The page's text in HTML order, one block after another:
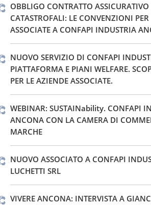
OBBLIGO CONTRATTO
CATASTROFALI: LE CONVENZIONI PER
ASSOCIATE A CONFAPI INDUSTRIA
NUOVO SERVIZIO DI CONFAPI
PIATTAFORMA E PIANI WELFARE.
PER LE AZIENDE ASSOCIATE.
WEBINAR: SUSTAINability. CONFAPI
ANCONA CON LA CAMERA DI
MARCHE
NUOVO ASSOCIATO A CONFAPI
LUCHETTI SRL
VIVERE ANCONA: INTERVISTA A